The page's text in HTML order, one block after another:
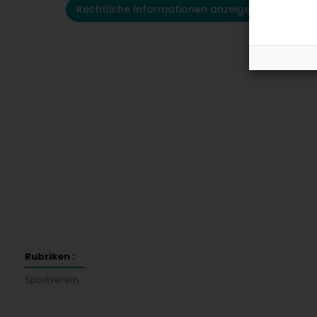
Rechtliche Informationen anzeigen
Rubriken :
Sportverein